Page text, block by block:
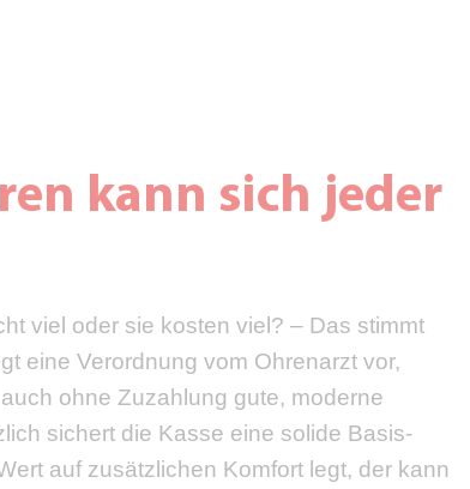
kann sich jeder
viel oder sie kosten viel? – Das stimmt
eine Verordnung vom Ohrenarzt vor,
ohne Zuzahlung gute, moderne
sichert die Kasse eine solide Basis-
auf zusätzlichen Komfort legt, der kann